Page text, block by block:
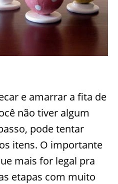
e amarrar a fita de
não tiver algum
pode tentar
itens. O importante
mais for legal pra
etapas com muito